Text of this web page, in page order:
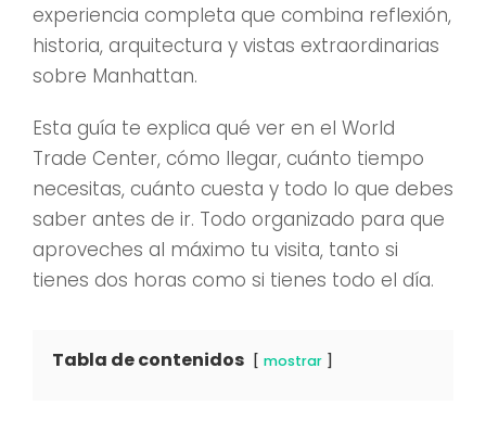
experiencia completa que combina reflexión,
historia, arquitectura y vistas extraordinarias
sobre Manhattan.
Esta guía te explica qué ver en el World
Trade Center, cómo llegar, cuánto tiempo
necesitas, cuánto cuesta y todo lo que debes
saber antes de ir. Todo organizado para que
aproveches al máximo tu visita, tanto si
tienes dos horas como si tienes todo el día.
Tabla de contenidos mostrar